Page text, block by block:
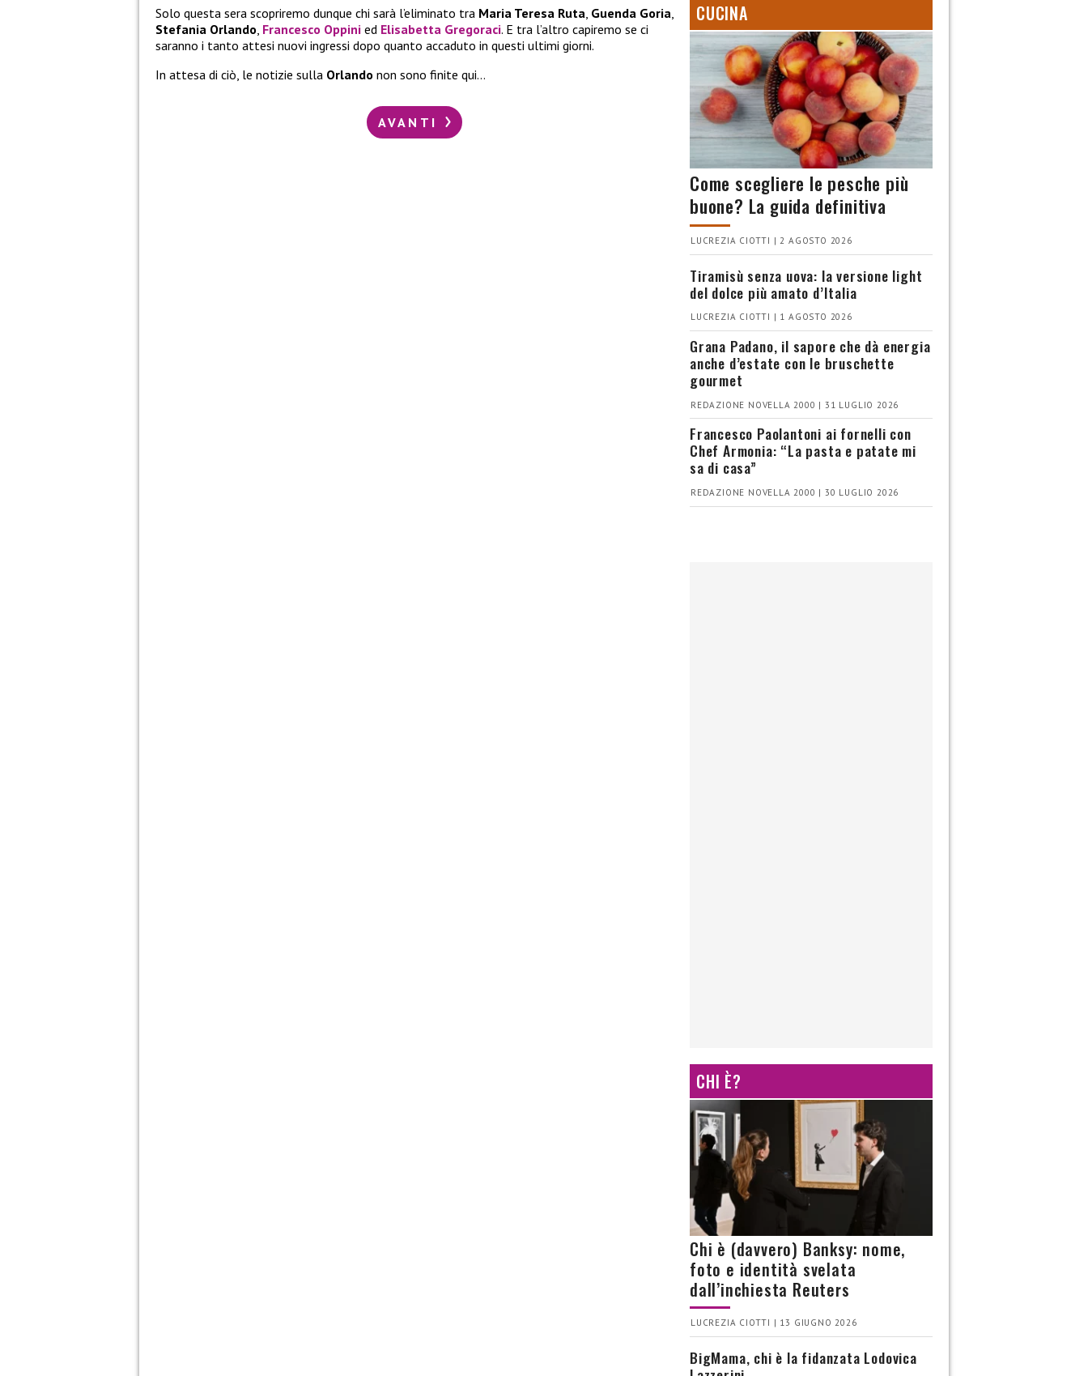
Solo questa sera scopriremo dunque chi sarà l’eliminato tra Maria Teresa Ruta, Guenda Goria,
Stefania Orlando, Francesco Oppini ed Elisabetta Gregoraci. E tra l’altro capiremo se ci
saranno i tanto attesi nuovi ingressi dopo quanto accaduto in questi ultimi giorni.
In attesa di ciò, le notizie sulla Orlando non sono finite qui…
AVANTI
CUCINA
Come scegliere le pesche più
buone? La guida definitiva
LUCREZIA CIOTTI | 2 AGOSTO 2026
Tiramisù senza uova: la versione light
del dolce più amato d’Italia
LUCREZIA CIOTTI | 1 AGOSTO 2026
Grana Padano, il sapore che dà energia
anche d’estate con le bruschette
gourmet
REDAZIONE NOVELLA 2000 | 31 LUGLIO 2026
Francesco Paolantoni ai fornelli con
Chef Armonia: “La pasta e patate mi
sa di casa”
REDAZIONE NOVELLA 2000 | 30 LUGLIO 2026
CHI È?
Chi è (davvero) Banksy: nome,
foto e identità svelata
dall’inchiesta Reuters
LUCREZIA CIOTTI | 13 GIUGNO 2026
BigMama, chi è la fidanzata Lodovica